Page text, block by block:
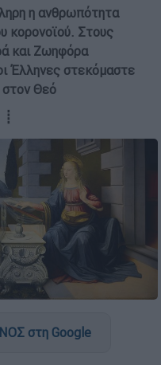
η ανθρωπότητα
κορονοϊού. Στους
και Ζωηφόρα
Έλληνες στεκόμαστε
στον Θεό
στη Google